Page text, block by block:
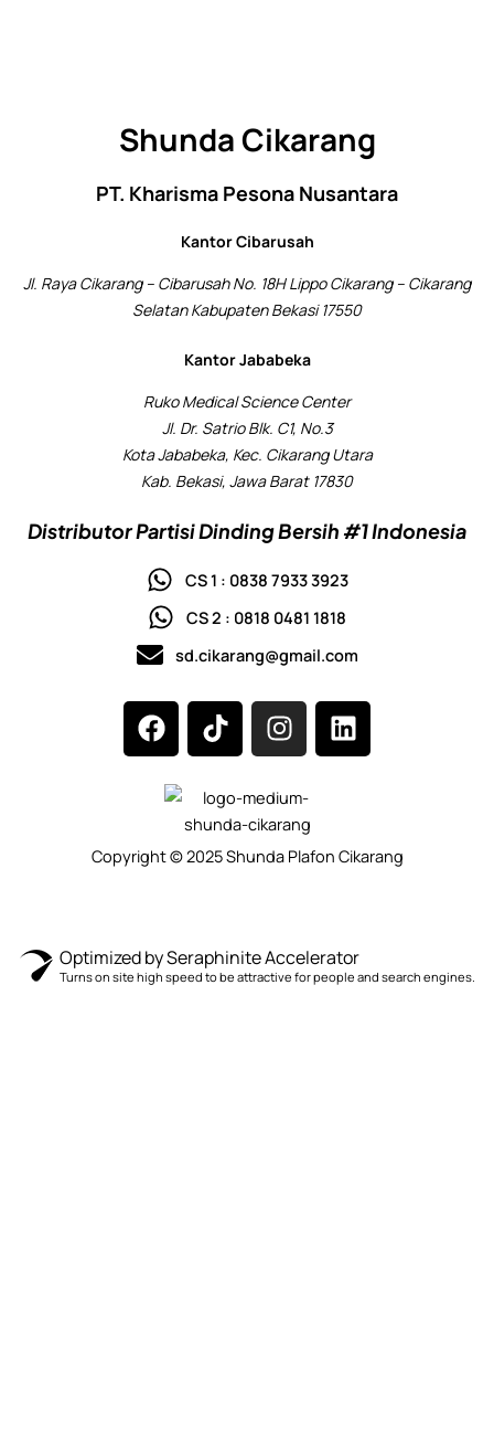
Shunda Cikarang
PT. Kharisma Pesona Nusantara
Kantor Cibarusah
Jl. Raya Cikarang – Cibarusah No. 18H Lippo Cikarang – Cikarang
Selatan Kabupaten Bekasi 17550
Kantor Jababeka
Ruko Medical Science Center
Jl. Dr. Satrio Blk. C1, No.3
Kota Jababeka, Kec. Cikarang Utara
Kab. Bekasi, Jawa Barat 17830
Distributor Partisi Dinding Bersih #1 Indonesia
CS 1 : 0838 7933 3923
CS 2 : 0818 0481 1818
sd.cikarang@gmail.com
F
a
c
e
b
o
o
T
i
k
t
o
k
I
n
s
t
a
g
r
L
i
n
d
i
Copyright © 2025 Shunda Plafon Cikarang
Optimized by Seraphinite Accelerator
Turns on site high speed to be attractive for people and search engines.